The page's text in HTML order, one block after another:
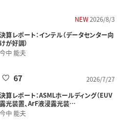
NEW2026/8/3
決算レポート：インテル（データセンター向
けが好調）
今中 能夫
2026/7/27
67
決算レポート：ASMLホールディング（EUV
露光装置、ArF液浸露光装…
今中 能夫